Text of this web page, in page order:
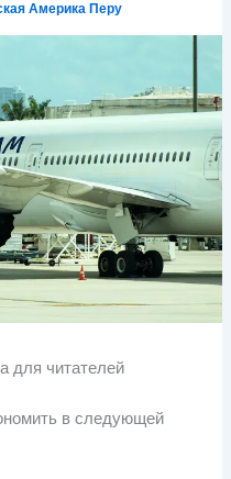
Америка Перу
для читателей
в следующей